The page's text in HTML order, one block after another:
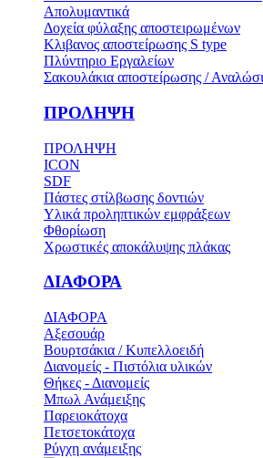
Απολυμαντικά
Δοχεία φύλαξης αποστειρωμένων
Κλιβανος αποστείρωσης S type
Πλύντηριο Εργαλείων
Σακουλάκια αποστείρωσης /
ΠΡΟΛΗΨΗ
ΠΡΟΛΗΨΗ
ICON
SDF
Πάστες στίλβωσης δοντιών
Υλικά προληπτικών εμφράξεων
Φθορίωση
Χρωστικές αποκάλυψης πλάκας
ΔΙΑΦΟΡΑ
ΔΙΑΦΟΡΑ
Αξεσουάρ
Βουρτσάκια / Κυπελλοειδή
Διανομείς - Πιστόλια υλικών
Θήκες - Διανομείς
Μπωλ Ανάμειξης
Παρειοκάτοχα
Πετσετοκάτοχα
Ρύγχη ανάμειξης